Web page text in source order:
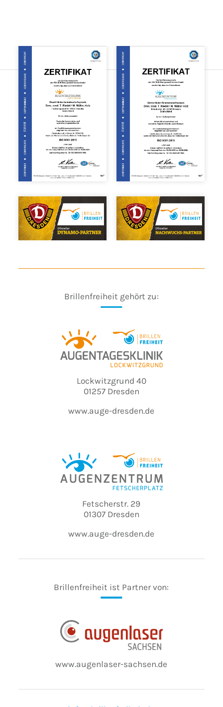
Brillenfreiheit gehört zu:
Lockwitzgrund 40
01257 Dresden
www.auge-dresden.de
Fetscherstr. 29
01307 Dresden
www.auge-dresden.de
Brillenfreiheit ist Partner von:
www.augenlaser-sachsen.de